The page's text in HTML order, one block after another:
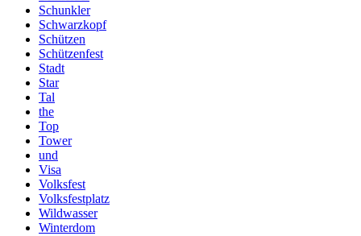
Schunkler
Schwarzkopf
Schützen
Schützenfest
Stadt
Star
Tal
the
Top
Tower
und
Visa
Volksfest
Volksfestplatz
Wildwasser
Winterdom